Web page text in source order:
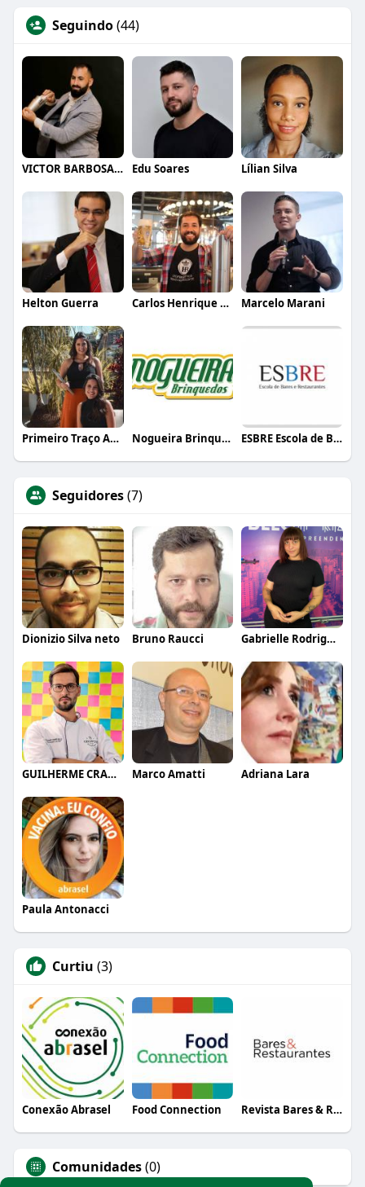
Seguindo(44)
VICTOR BARBOSA QUARANTA Edu Soares Lílian Silva
Helton Guerra Carlos Henrique de Faria Vasconcelos Marcelo Marani
Primeiro Traço Arquitetura Nogueira Brinquedos ESBRE Escola de Bares e Restaurantes
Seguidores(7)
Dionizio Silva neto Bruno Raucci Gabrielle Rodrigues
GUILHERME CRAMER BALLE Marco Amatti Adriana Lara
Paula Antonacci
Curtiu (3)
Conexão Abrasel Food Connection Revista Bares & Restaurantes
Comunidades(0)